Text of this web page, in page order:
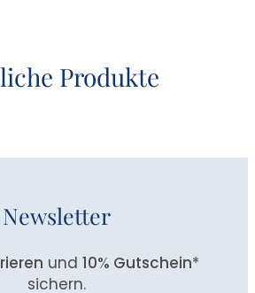
Produkte
Newsletter
und 10% Gutschein*
sichern.